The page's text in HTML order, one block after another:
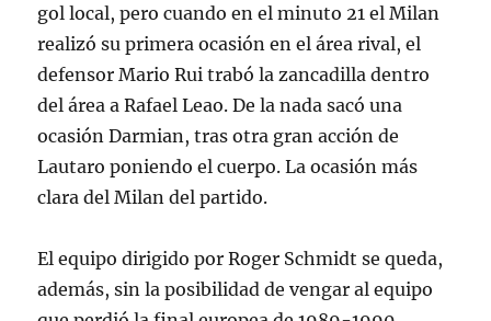
gol local, pero cuando en el minuto 21 el Milan
realizó su primera ocasión en el área rival, el
defensor Mario Rui trabó la zancadilla dentro
del área a Rafael Leao. De la nada sacó una
ocasión Darmian, tras otra gran acción de
Lautaro poniendo el cuerpo. La ocasión más
clara del Milan del partido.
El equipo dirigido por Roger Schmidt se queda,
además, sin la posibilidad de vengar al equipo